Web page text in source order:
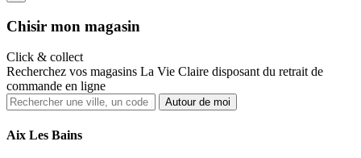
Chisir mon magasin
Click & collect
Recherchez vos magasins La Vie Claire disposant du retrait de
commande en ligne
Autour de moi
Aix Les Bains